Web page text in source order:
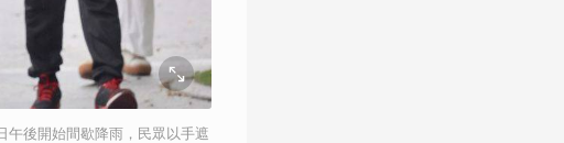
午後開始間歇降雨，民眾以手遮